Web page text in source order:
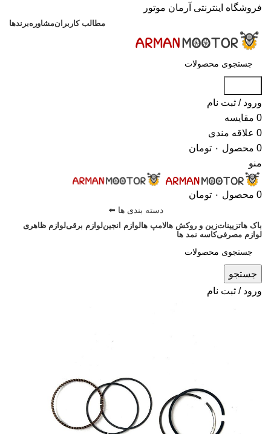
فروشگاه اینترنتی آرمان موتور
مطالب کاربرانمشاورهبرندها
ورود / ثبت نام
0 مقایسه
0 علاقه مندی
0 محصول ۰ تومان
منو
0 محصول ۰ تومان
دسته بندی ها ⬅️
باک هاتزییناتزین و روکش هالامپ هالوازم انجینلوازم برقیلوازم ظاهری
لوازم مصرفیکاسه نمد ها
جستجو
ورود / ثبت نام